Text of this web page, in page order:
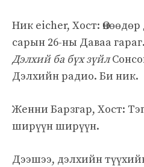
Ник eicher, Хост: Өнөөдөр
сарын 26-ны Даваа
Дэлхий ба бүх зүйл
Дэлхийн радио. Би ник.
Женни Барзгар, Хост:
ширүүн ширүүн.
Дээшээ, дэлхийн